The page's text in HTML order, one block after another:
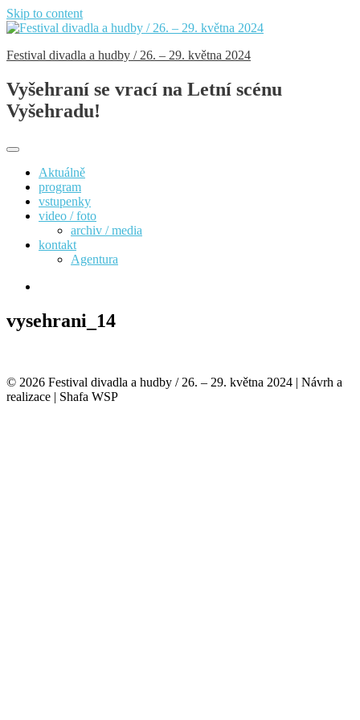
Skip to content
Festival divadla a hudby / 26. – 29. května 2024
Vyšehraní se vrací na Letní scénu
Vyšehradu!
Aktuálně
program
vstupenky
video / foto
archiv / media
kontakt
Agentura
vysehrani_14
© 2026 Festival divadla a hudby / 26. – 29. května 2024 | Návrh a
realizace | Shafa WSP